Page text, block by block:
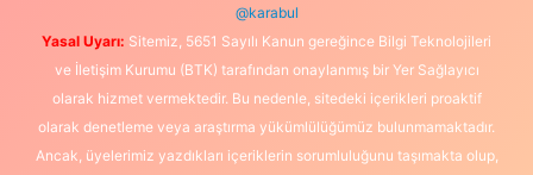
@karabul
Yasal Uyarı: Sitemiz, 5651 Sayılı Kanun gereğince Bilgi Teknolojileri
ve İletişim Kurumu (BTK) tarafından onaylanmış bir Yer Sağlayıcı
olarak hizmet vermektedir. Bu nedenle, sitedeki içerikleri proaktif
olarak denetleme veya araştırma yükümlülüğümüz bulunmamaktadır.
Ancak, üyelerimiz yazdıkları içeriklerin sorumluluğunu taşımakta olup,